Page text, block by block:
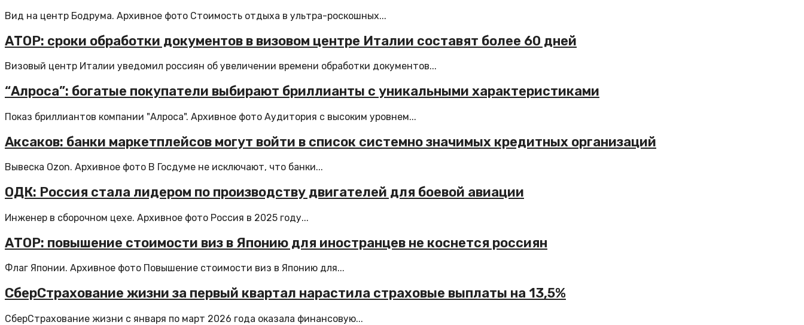
Вид на центр Бодрума. Архивное фото Стоимость отдыха в ультра-роскошных...
АТОР: сроки обработки документов в визовом центре Италии составят более 60 дней
Визовый центр Италии уведомил россиян об увеличении времени обработки документов...
“Алроса”: богатые покупатели выбирают бриллианты с уникальными характеристиками
Показ бриллиантов компании "Алроса". Архивное фото Аудитория с высоким уровнем...
Аксаков: банки маркетплейсов могут войти в список системно значимых кредитных организаций
Вывеска Ozon. Архивное фото В Госдуме не исключают, что банки...
ОДК: Россия стала лидером по производству двигателей для боевой авиации
Инженер в сборочном цехе. Архивное фото Россия в 2025 году...
АТОР: повышение стоимости виз в Японию для иностранцев не коснется россиян
Флаг Японии. Архивное фото Повышение стоимости виз в Японию для...
СберСтрахование жизни за первый квартал нарастила страховые выплаты на 13,5%
СберСтрахование жизни с января по март 2026 года оказала финансовую...